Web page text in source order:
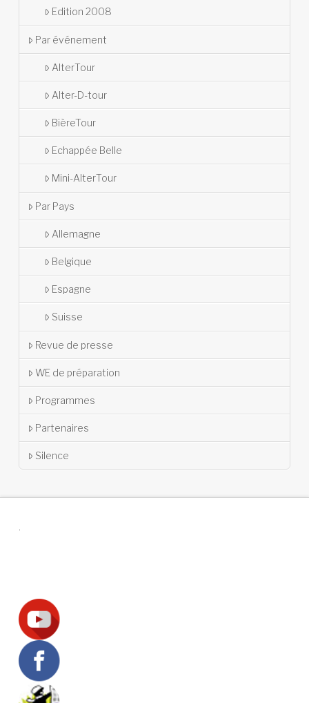
Edition 2008
Par événement
AlterTour
Alter-D-tour
BièreTour
Echappée Belle
Mini-AlterTour
Par Pays
Allemagne
Belgique
Espagne
Suisse
Revue de presse
WE de préparation
Programmes
Partenaires
Silence